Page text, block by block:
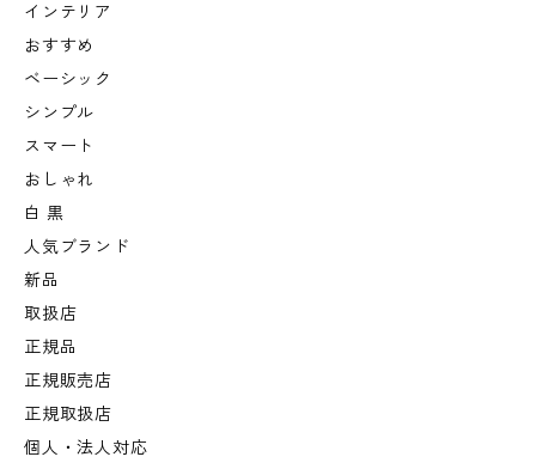
インテリア
おすすめ
ベーシック
シンプル
スマート
おしゃれ
白 黒
人気ブランド
新品
取扱店
正規品
正規販売店
正規取扱店
個人・法人対応